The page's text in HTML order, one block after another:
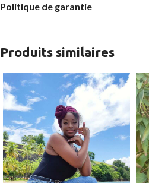
Politique de garantie
Produits similaires